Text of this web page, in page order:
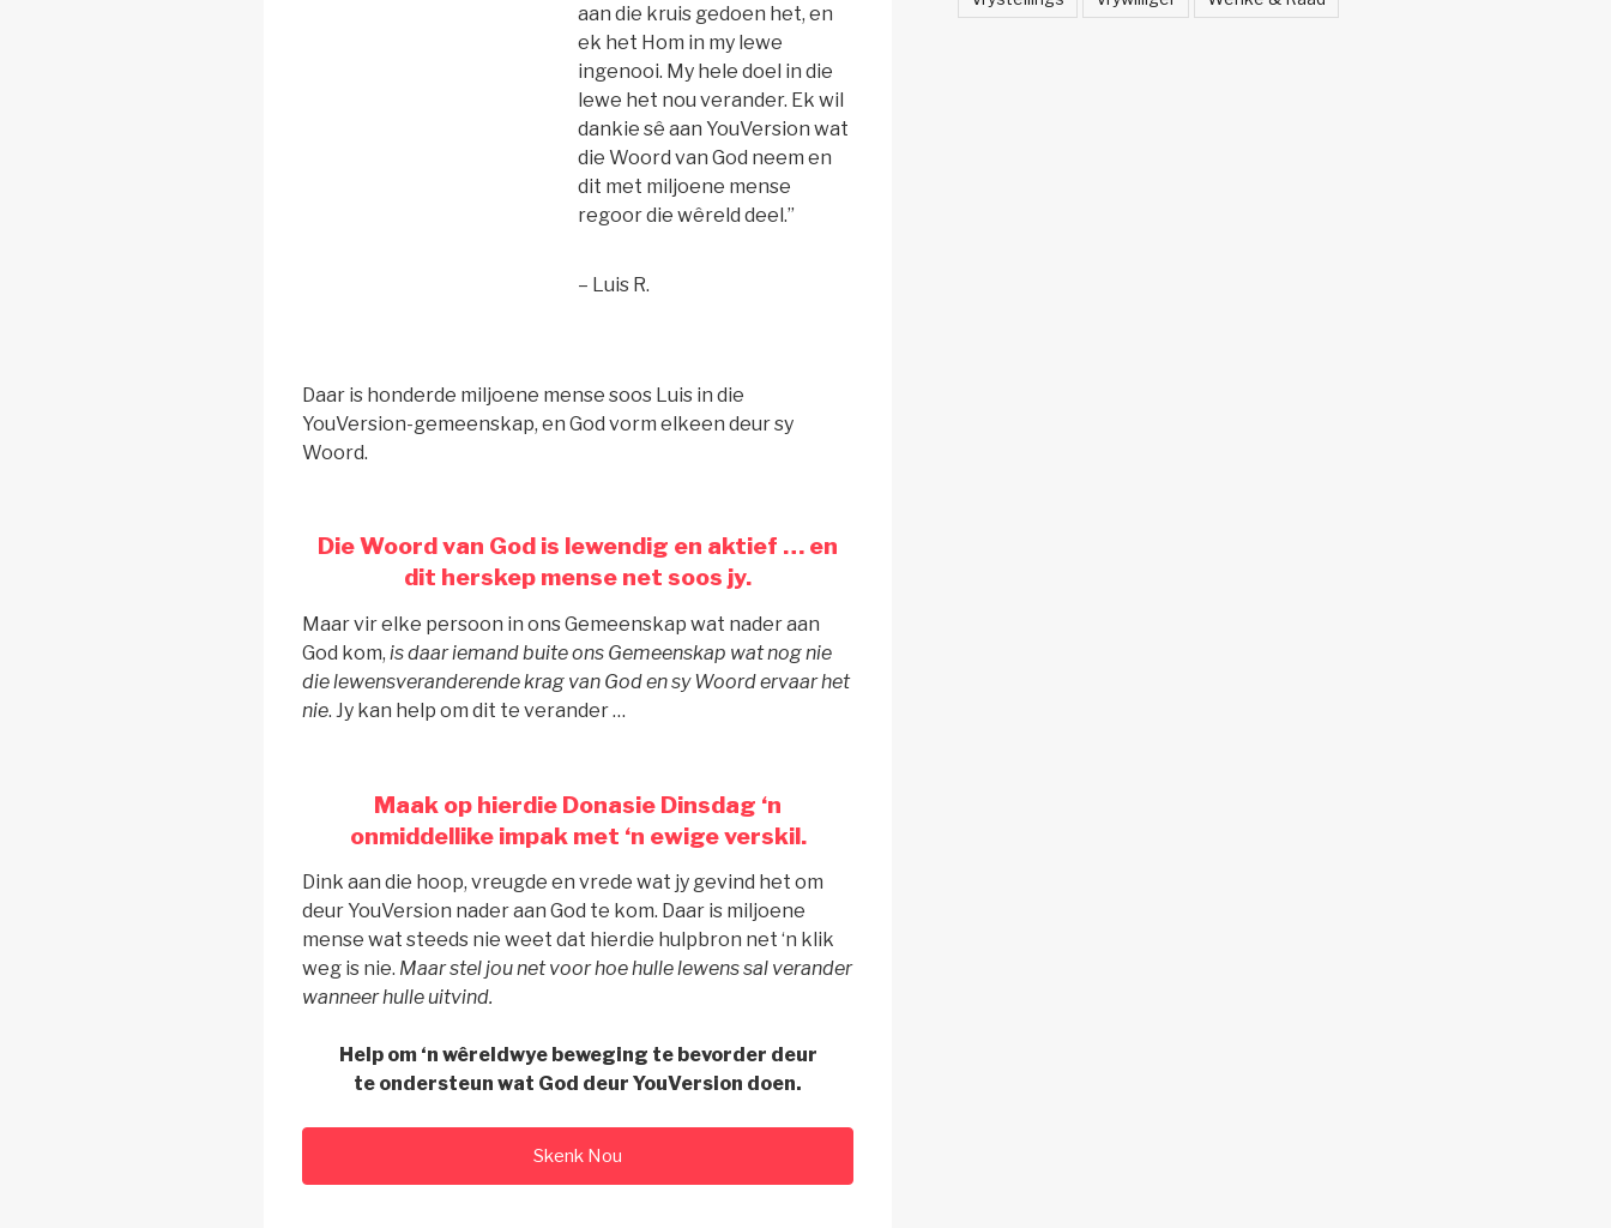
aan die kruis gedoen het, en
ek het Hom in my lewe
ingenooi. My hele doel in die
lewe het nou verander. Ek wil
dankie sê aan YouVersion wat
die Woord van God neem en
dit met miljoene mense
regoor die wêreld deel.”
– Luis R.
Daar is honderde miljoene mense soos Luis in die
YouVersion-gemeenskap, en God vorm elkeen deur sy
Woord.
Die Woord van God is lewendig en aktief … en
dit herskep mense net soos jy.
Maar vir elke persoon in ons Gemeenskap wat nader aan
God kom, is daar iemand buite ons Gemeenskap wat nog nie
die lewensveranderende krag van God en sy Woord ervaar het
nie. Jy kan help om dit te verander …
Maak op hierdie Donasie Dinsdag ‘n
onmiddellike impak met ‘n ewige verskil.
Dink aan die hoop, vreugde en vrede wat jy gevind het om
deur YouVersion nader aan God te kom. Daar is miljoene
mense wat steeds nie weet dat hierdie hulpbron net ‘n klik
weg is nie. Maar stel jou net voor hoe hulle lewens sal verander
wanneer hulle uitvind.
Help om ‘n wêreldwye beweging te bevorder deur
te ondersteun wat God deur YouVersion doen.
Skenk Nou